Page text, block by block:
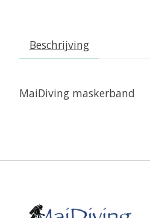
Beschrijving
MaiDiving maskerband